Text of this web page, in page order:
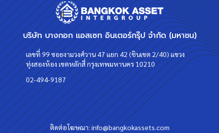
บริษัท บางกอก แอสเซท อินเตอร์กรุ๊ป จำกัด (มหาชน)
เลขที่ 99 ซอยงามวงศ์วาน 47 แยก 42 (ชินเขต 2/40) แขวง
ทุ่งสองห้อง เขตหลักสี่ กรุงเทพมหานคร 10210
02-494-9187
ติดต่อโฆษณา:info@bangkokassets.com